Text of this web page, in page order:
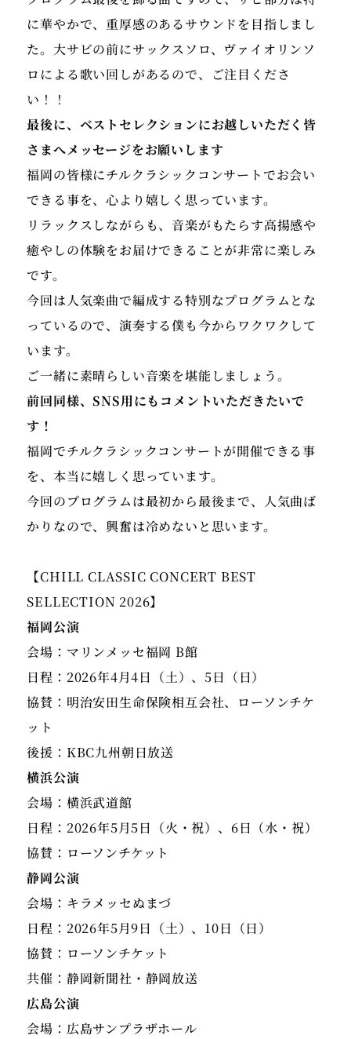
に華やかで、重厚感のあるサウンドを目指しまし
た。大サビの前にサックスソロ、ヴァイオリンソ
ロによる歌い回しがあるので、ご注目くださ
い！！
最後に、ベストセレクションにお越しいただく皆
さまへメッセージをお願いします
福岡の皆様にチルクラシックコンサートでお会い
できる事を、心より嬉しく思っています。
リラックスしながらも、音楽がもたらす高揚感や
癒やしの体験をお届けできることが非常に楽しみ
です。
今回は人気楽曲で編成する特別なプログラムとな
っているので、演奏する僕も今からワクワクして
います。
ご一緒に素晴らしい音楽を堪能しましょう。
前回同様、SNS用にもコメントいただきたいで
す！
福岡でチルクラシックコンサートが開催できる事
を、本当に嬉しく思っています。
今回のプログラムは最初から最後まで、人気曲ば
かりなので、興奮は冷めないと思います。
【CHILL CLASSIC CONCERT BEST
SELLECTION 2026】
福岡公演
会場：マリンメッセ福岡 B館
日程：2026年4月4日（土）、5日（日）
協賛：明治安田生命保険相互会社、ローソンチケ
ット
後援：KBC九州朝日放送
横浜公演
会場：横浜武道館
日程：2026年5月5日（火・祝）、6日（水・祝）
協賛：ローソンチケット
静岡公演
会場：キラメッセぬまづ
日程：2026年5月9日（土）、10日（日）
協賛：ローソンチケット
共催：静岡新聞社・静岡放送
広島公演
会場：広島サンプラザホール